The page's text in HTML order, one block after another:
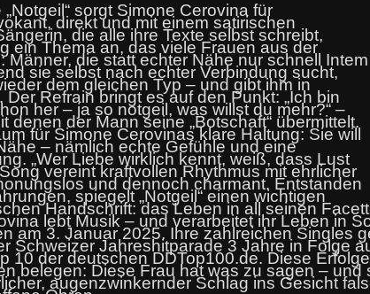
sorgt Simone Cerovina für
direkt und mit einem satirischen
die alle ihre Texte selbst schreibt,
ein Thema an, das viele Frauen aus der
Männer, die statt echter Nähe nur schnell Intem
sie selbst nach echter Verbindung sucht,
dem gleichen Typ – und gibt ihm in
Der Refrain bringt es auf den Punkt: „Ich bin
her – ja so notgeil, was willst du mehr?“ –
denen der Mann seine „Botschaft“ übermittelt.
für Simone Cerovinas klare Haltung: Sie will
– nämlich echte Gefühle und eine
„Wer Liebe wirklich kennt, weiß, dass Lust
vereint kraftvollen Rhythmus mit ehrlicher
und dennoch charmant. Entstanden
spiegelt „Notgeil“ einen wichtigen
Handschrift: das Leben in all seinen
lebt Musik – und verarbeitet ihr Leben in
am 3. Januar 2025. Ihre zahlreichen Singles
Schweizer Jahreshitparade 3 Jahre in Folge
10 der deutschen DDTop100.de. Diese
belegen: Diese Frau hat was zu sagen –
augenzwinkernder Schlag ins Gesicht